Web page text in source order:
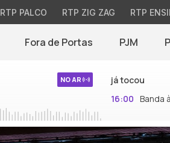
RTP PALCO RTP ZIG ZAG RTP
Fora de Portas PJM
NO AR
já tocou
16:00 Banda